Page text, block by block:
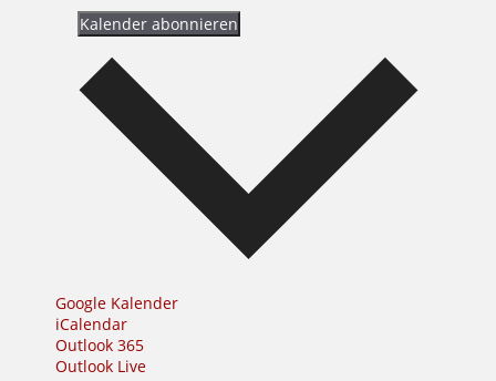
Kalender abonnieren
Google Kalender
iCalendar
Outlook 365
Outlook Live